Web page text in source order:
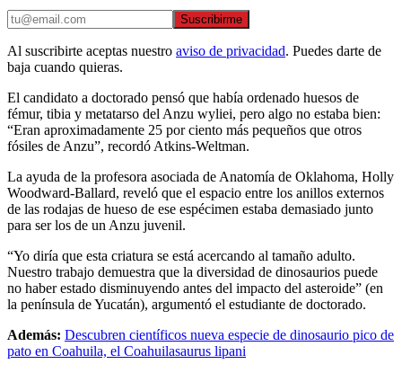
Suscribirme
Al suscribirte aceptas nuestro aviso de privacidad. Puedes darte de
baja cuando quieras.
El candidato a doctorado pensó que había ordenado huesos de
fémur, tibia y metatarso del Anzu wyliei, pero algo no estaba bien:
“Eran aproximadamente 25 por ciento más pequeños que otros
fósiles de Anzu”, recordó Atkins-Weltman.
La ayuda de la profesora asociada de Anatomía de Oklahoma, Holly
Woodward-Ballard, reveló que el espacio entre los anillos externos
de las rodajas de hueso de ese espécimen estaba demasiado junto
para ser los de un Anzu juvenil.
“Yo diría que esta criatura se está acercando al tamaño adulto.
Nuestro trabajo demuestra que la diversidad de dinosaurios puede
no haber estado disminuyendo antes del impacto del asteroide” (en
la península de Yucatán), argumentó el estudiante de doctorado.
Además: Descubren científicos nueva especie de dinosaurio pico de
pato en Coahuila, el Coahuilasaurus lipani